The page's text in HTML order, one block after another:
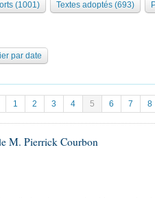
Bureau Collège des
... )
(1001) Textes adoptés (693)
par date
1 2 3 4 5 6 7 8
M. Pierrick Courbon